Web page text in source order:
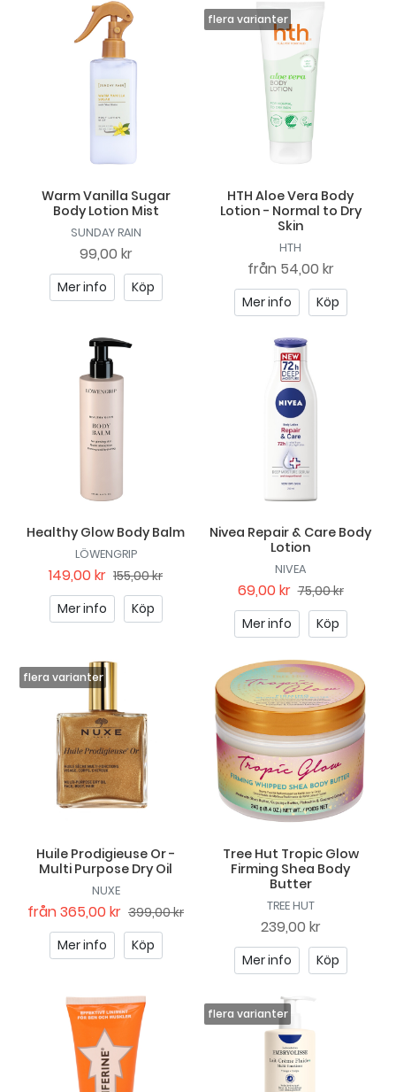
Warm Vanilla Sugar
Body Lotion Mist
SUNDAY RAIN
99,00 kr
Mer info Köp
HTH Aloe Vera Body
Lotion - Normal to Dry
Skin
HTH
från 54,00 kr
Mer info Köp
Healthy Glow Body Balm
LÖWENGRIP
149,00 kr 155,00 kr
Mer info
Köp
Nivea Repair & Care Body
Lotion
NIVEA
69,00 kr 75,00 kr
Mer info
Köp
Huile Prodigieuse Or -
Multi Purpose Dry Oil
NUXE
från365,00 kr 399,00 kr
Mer info
Köp
Tree Hut Tropic Glow
Firming Shea Body
Butter
TREE HUT
239,00 kr
Mer info Köp